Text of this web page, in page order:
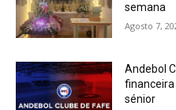
semana
Agosto 7,
Andebol
financeira
sénior